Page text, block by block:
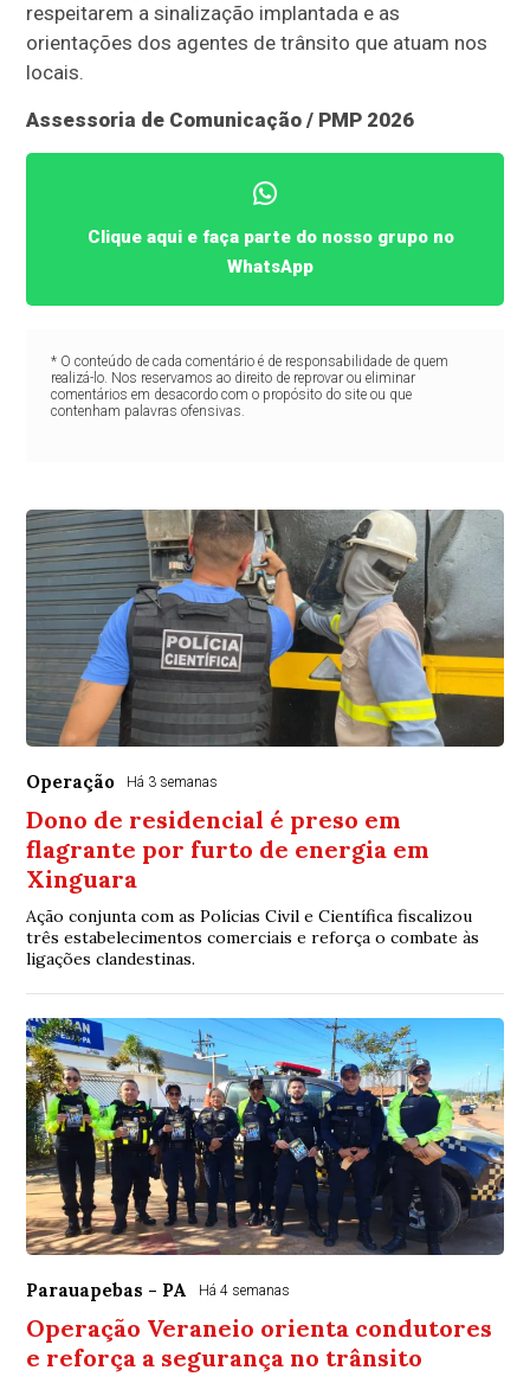
respeitarem a sinalização implantada e as
orientações dos agentes de trânsito que atuam nos
locais.
Assessoria de Comunicação / PMP 2026
Clique aqui e faça parte do nosso grupo no
WhatsApp
* O conteúdo de cada comentário é de responsabilidade de quem
realizá-lo. Nos reservamos ao direito de reprovar ou eliminar
comentários em desacordo com o propósito do site ou que
contenham palavras ofensivas.
Operação Há 3 semanas
Dono de residencial é preso em
flagrante por furto de energia em
Xinguara
Ação conjunta com as Polícias Civil e Científica fiscalizou
três estabelecimentos comerciais e reforça o combate às
ligações clandestinas.
Parauapebas - PA Há 4 semanas
Operação Veraneio orienta condutores
e reforça a segurança no trânsito